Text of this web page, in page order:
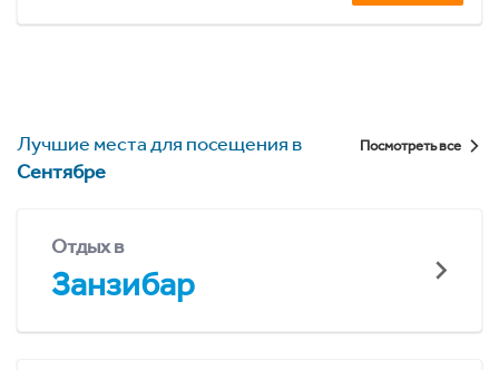
Лучшие места для посещения в
Сентябре
Посмотреть все
Отдых в
Занзибар